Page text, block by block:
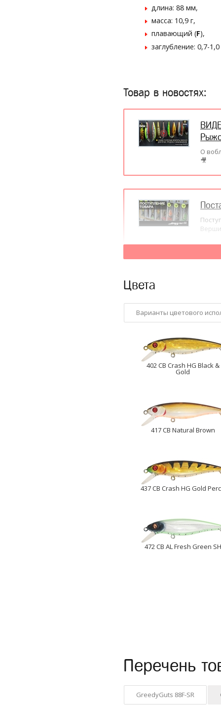
длина: 88 мм,
масса: 10,9 г,
плавающий (F),
заглубление: 0,7-
Товар в новостях:
О
🎥
Цвета
Варианты цветового
402 CB Crash HG Black &
Gold
417 CB Natural Brown
437 CB Crash HG Gold
472 CB AL Fresh Green SH
Перечень
GreedyGuts 88F-SR